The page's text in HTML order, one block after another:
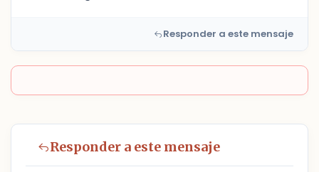
Responder a este mensaje
Responder a este mensaje